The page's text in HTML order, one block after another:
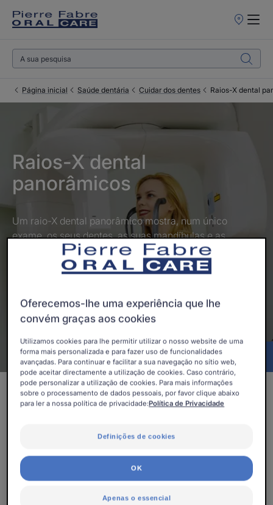
Pontos
Página inicial Saúde dentária Cuidar dos dentes Raios-X dental
Raios-X dental
panorâmicos
Um raio-X dental panorâmico mostra, num único
exame, os seus dentes, as suas mandíbulas e as
estruturas faciais circundantes.
Cuidar dos dentes
Conteúdos
O que é um raio-X dental
Alguns tipos de raio-X dental permitem a visualização
de um único dente ou de uma parte da boca. O raio-X
dental panorâmico, por outro lado, mostra toda a boca
Oferecemos-lhe uma experiência que lhe
convém graças aos cookies
Utilizamos cookies para lhe permitir utilizar o nosso website de uma
forma mais personalizada e para fazer uso de funcionalidades
avançadas. Para continuar e facilitar a sua navegação no sítio web,
pode aceitar directamente a utilização de cookies. Caso contrário,
pode personalizar a utilização de cookies. Para mais informações
sobre o processamento de dados pessoais, por favor clique abaixo
para ler a nossa política de privacidade:Política de Privacidade
Definições de cookies
Apenas o essencial
OK